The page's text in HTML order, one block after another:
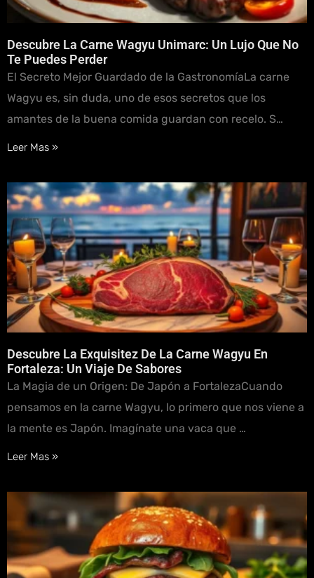
Descubre La Carne Wagyu Unimarc: Un Lujo Que No
Te Puedes Perder
El Secreto Mejor Guardado de la GastronomíaLa carne
Wagyu es, sin duda, uno de esos secretos que los
amantes de la buena comida guardan con recelo. S…
Leer Mas »
Descubre La Exquisitez De La Carne Wagyu En
Fortaleza: Un Viaje De Sabores
La Magia de un Origen: De Japón a FortalezaCuando
pensamos en la carne Wagyu, lo primero que nos viene a
la mente es Japón. Imagínate una vaca que …
Leer Mas »